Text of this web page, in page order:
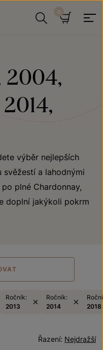
2004,
výběr nejlepších
a lahodnými
plné Chardonnay,
doplní jakýkoli pokrm
Ročník:
2013
Ročník:
2014
2018
Nejdražší
Řazení: